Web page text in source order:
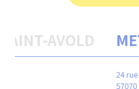
METZ - ACTIPOLE